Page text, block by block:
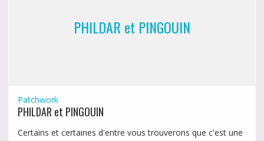
PHILDAR et PINGOUIN
Patchwork
PHILDAR et PINGOUIN
Certains et certaines d'entre vous trouverons que c'est une